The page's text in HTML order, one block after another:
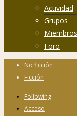
Actividad
Grupos
Miembros
Foro
No ficción
Ficción
Following
Acceso